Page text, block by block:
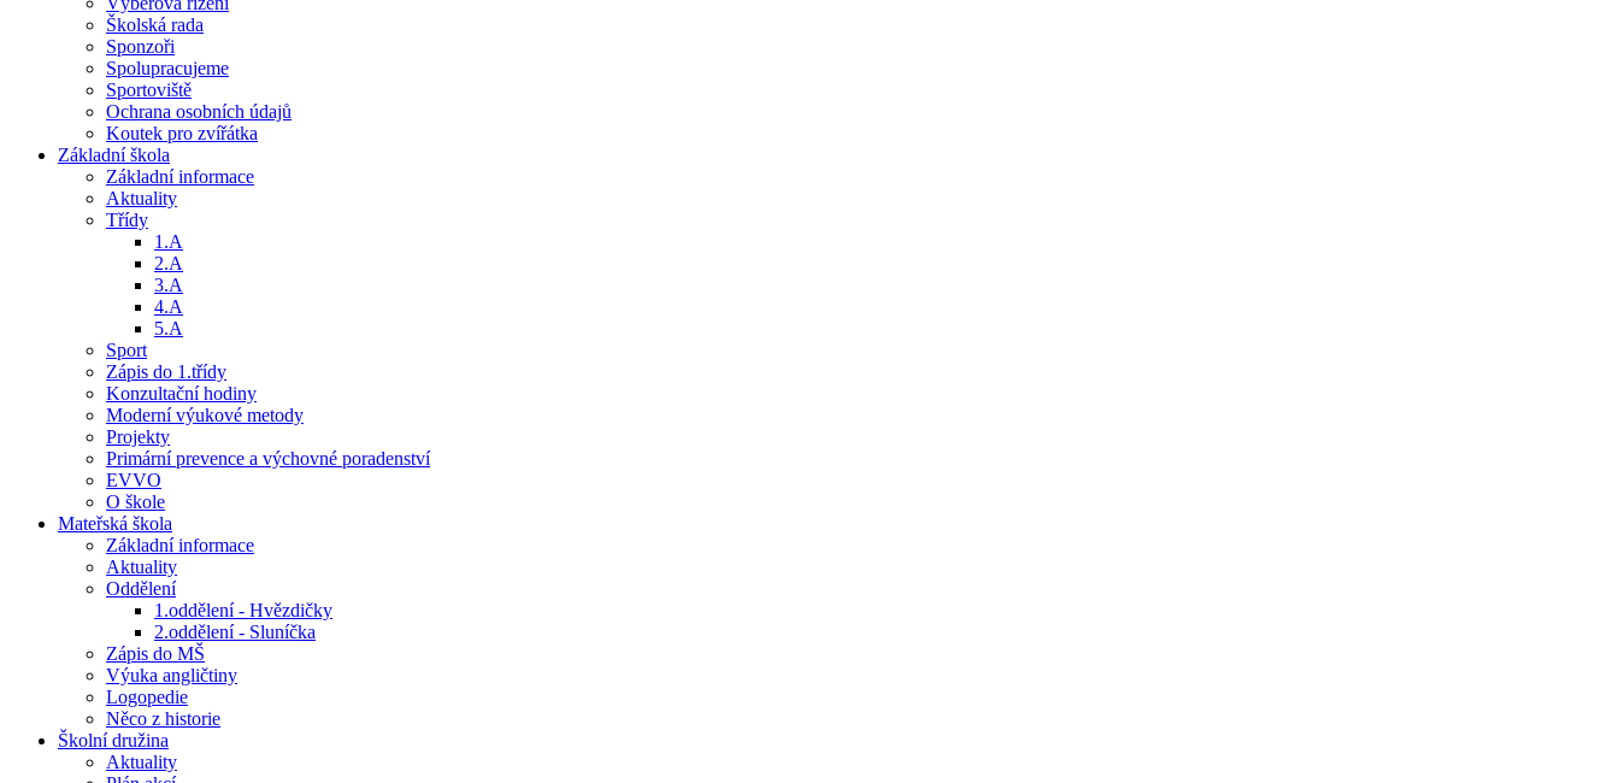
Školská rada
Sponzoři
Spolupracujeme
Sportoviště
Ochrana osobních údajů
Koutek pro zvířátka
Základní škola
Základní informace
Aktuality
Třídy
1.A
2.A
3.A
4.A
5.A
Sport
Zápis do 1.třídy
Konzultační hodiny
Moderní výukové metody
Projekty
Primární prevence a výchovné poradenství
EVVO
O škole
Mateřská škola
Základní informace
Aktuality
Oddělení
1.oddělení - Hvězdičky
2.oddělení - Sluníčka
Zápis do MŠ
Výuka angličtiny
Logopedie
Něco z historie
Školní družina
Aktuality